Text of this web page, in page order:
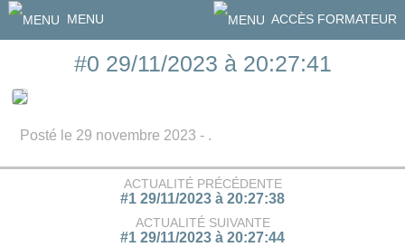
MENU ACCÈS FORMATEUR
#0 29/11/2023 à 20:27:41
Posté le 29 novembre 2023 - .
ACTUALITÉ PRÉCÉDENTE
#1 29/11/2023 à 20:27:38
ACTUALITÉ SUIVANTE
#1 29/11/2023 à 20:27:44